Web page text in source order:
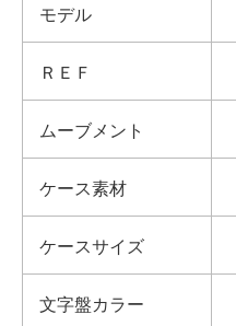
モデル
ＲＥＦ
ムーブメント
ケース素材
ケースサイズ
文字盤カラー